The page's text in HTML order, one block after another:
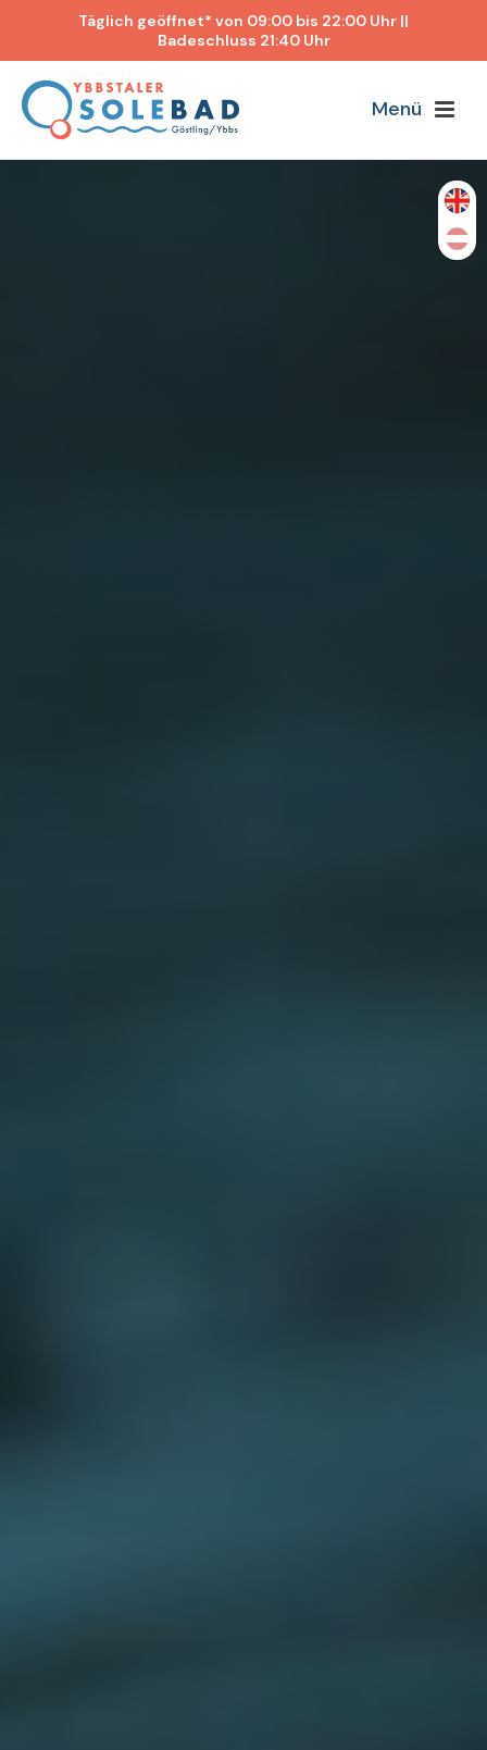
Täglich geöffnet* von 09:00 bis 22:00 Uhr ||
Badeschluss 21:40 Uhr